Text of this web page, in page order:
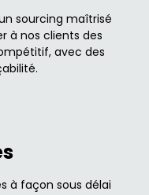
sourcing maîtrisé
à nos clients des
avec des
à façon sous délai